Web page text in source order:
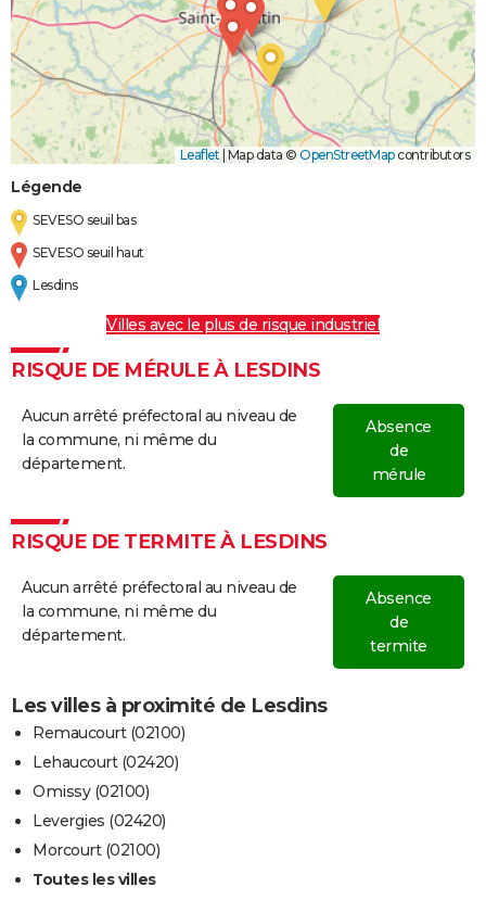
Leaflet| Map data © OpenStreetMapcontributors
Légende
SEVESO seuil bas
SEVESO seuil haut
Lesdins
Villes avec le plus de risque industriel
RISQUE DE MÉRULE À LESDINS
Aucun arrêté préfectoral au niveau de
la commune, ni même du
département.
Absence
de
mérule
RISQUE DE TERMITE À LESDINS
Aucun arrêté préfectoral au niveau de
la commune, ni même du
département.
Absence
de
termite
Les villes à proximité de Lesdins
Remaucourt (02100)
Lehaucourt (02420)
Omissy (02100)
Levergies (02420)
Morcourt (02100)
Toutes les villes